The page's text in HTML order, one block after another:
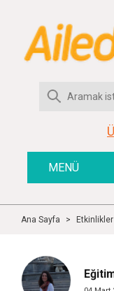
MENÜ
Ana Sayfa > Etkinlikler